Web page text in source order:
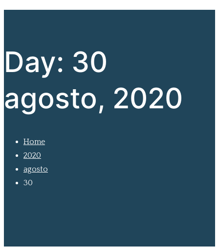
Day: 30
agosto, 2020
Home
2020
agosto
30